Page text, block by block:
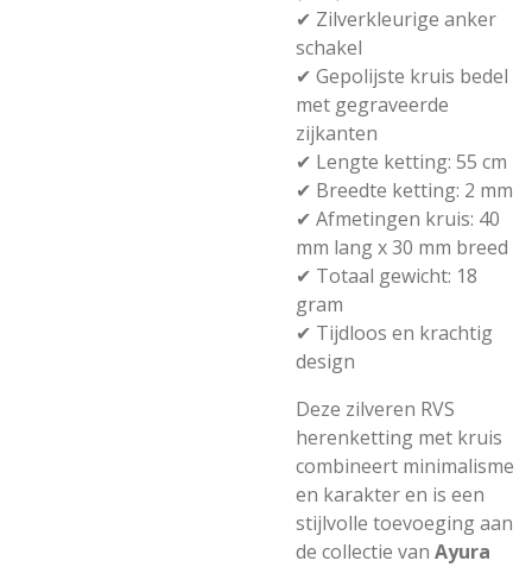
✔ Zilverkleurige anker
schakel
✔ Gepolijste kruis bedel
met gegraveerde
zijkanten
✔ Lengte ketting: 55 cm
✔ Breedte ketting: 2 mm
✔ Afmetingen kruis: 40
mm lang x 30 mm breed
✔ Totaal gewicht: 18
gram
✔ Tijdloos en krachtig
design
Deze zilveren RVS
herenketting met kruis
combineert minimalisme
en karakter en is een
stijlvolle toevoeging aan
de collectie van Ayura